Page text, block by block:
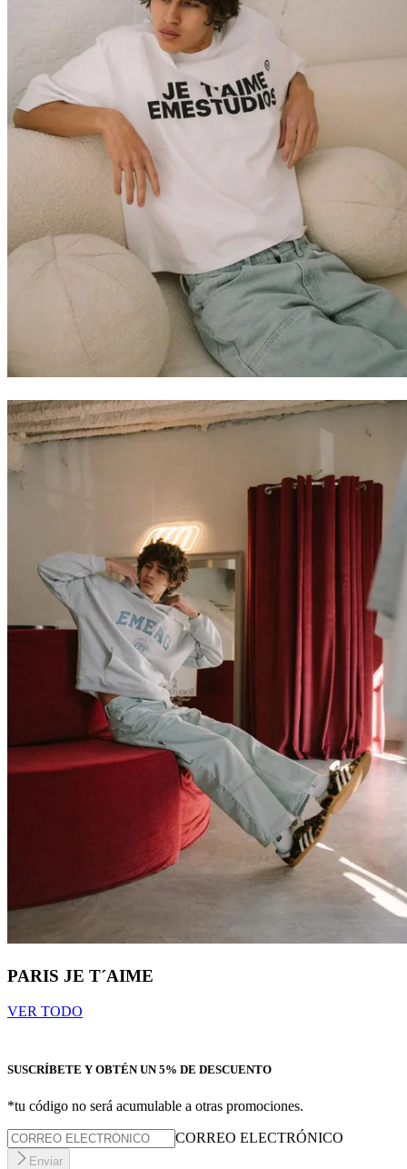
PARIS JE T´AIME
VER TODO
SUSCRÍBETE Y OBTÉN UN 5% DE DESCUENTO
*tu código no será acumulable a otras promociones.
CORREO ELECTRÓNICO
Enviar